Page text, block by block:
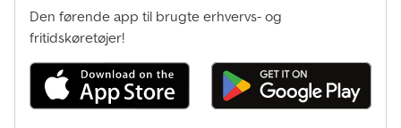
Den førende app til brugte erhvervs- og
fritidskøretøjer!